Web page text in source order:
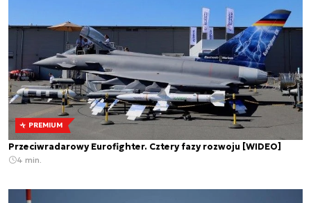
PREMIUM
Przeciwradarowy Eurofighter. Cztery fazy rozwoju [WIDEO]
4 min.